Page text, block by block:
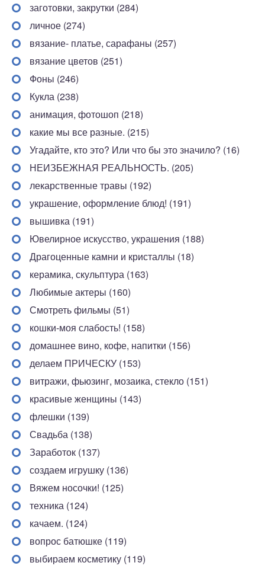
заготовки, закрутки (284)
личное (274)
вязание- платье, сарафаны (257)
вязание цветов (251)
Фоны (246)
Кукла (238)
анимация, фотошоп (218)
какие мы все разные. (215)
Угадайте, кто это? Или что бы это значило? (16)
НЕИЗБЕЖНАЯ РЕАЛЬНОСТЬ. (205)
лекарственные травы (192)
украшение, оформление блюд! (191)
вышивка (191)
Ювелирное искусство, украшения (188)
Драгоценные камни и кристаллы (18)
керамика, скульптура (163)
Любимые актеры (160)
Смотреть фильмы (51)
кошки-моя слабость! (158)
домашнее вино, кофе, напитки (156)
делаем ПРИЧЕСКУ (153)
витражи, фьюзинг, мозаика, стекло (151)
красивые женщины (143)
флешки (139)
Свадьба (138)
Заработок (137)
создаем игрушку (136)
Вяжем носочки! (125)
техника (124)
качаем. (124)
вопрос батюшке (119)
выбираем косметику (119)